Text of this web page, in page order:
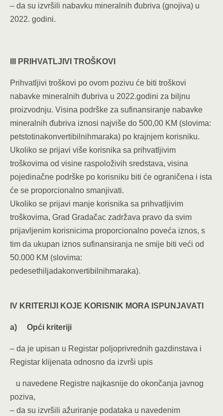
– da su izvršili nabavku mineralnih đubriva (gnojiva) u
2022. godini.
III PRIHVATLJIVI TROŠKOVI
Prihvatljivi troškovi po ovom pozivu će biti troškovi
nabavke mineralnih đubriva u 2022.godini za biljnu
proizvodnju. Visina podrške za sufinansiranje nabavke
mineralnih đubriva iznosi najviše do 500,00 KM (slovima:
petstotinakonvertibilnihmaraka) po krajnjem korisniku.
Ukoliko se prijavi više korisnika sa prihvatljivim
troškovima od visine raspoloživih sredstava, visina
pojedinačne podrške po korisniku biti će ograničena i ista
će se proporcionalno smanjivati.
Ukoliko se prijavi manje korisnika sa prihvatljivim
troškovima, Grad Gradačac zadržava pravo da svim
prijavljenim korisnicima proporcionalno poveća iznos, s
tim da ukupan iznos sufinansiranja ne smije biti veći od
50.000 KM (slovima:
pedesethiljadakonvertibilnihmaraka).
IV KRITERIJI KOJE KORISNIK MORA ISPUNJAVATI
a) Opći kriteriji
– da je upisan u Registar poljoprivrednih gazdinstava i
Registar klijenata odnosno da izvrši upis
u navedene Registre najkasnije do okončanja javnog
poziva,
– da su izvršili ažuriranje podataka u navedenim